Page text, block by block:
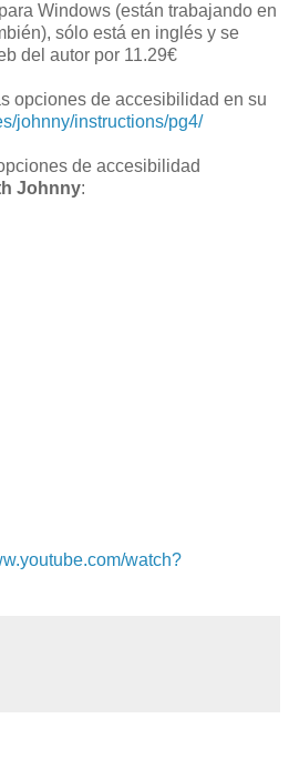
Windows (están trabajando en
sólo está en inglés y se
del autor por 11.29€
opciones de accesibilidad en su
johnny/instructions/pg4/
de accesibilidad
Johnny:
watch?